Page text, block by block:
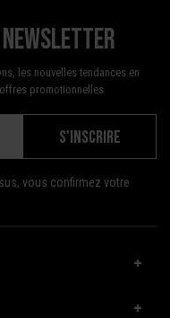
newsletter
les nouvelles tendances en
promotionnelles
S'INSCRIRE
vous confirmez votre